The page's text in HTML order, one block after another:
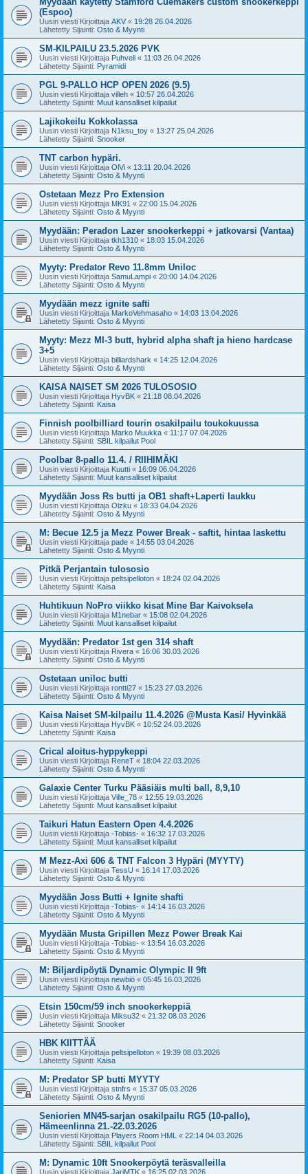
(Espoo)
Uusin viesti Kirjoittaja AKV « 19:28 26.04.2026
Lähetetty Sijainti: Osto & Myynti
SM-KILPAILU 23.5.2026 PVK
Uusin viesti Kirjoittaja Puhveli « 11:03 26.04.2026
Lähetetty Sijainti: Pyramidi
PGL 9-PALLO HCP OPEN 2026 (9.5)
Uusin viesti Kirjoittaja villeh « 10:57 26.04.2026
Lähetetty Sijainti: Muut kansalliset kilpailut
Lajikokeilu Kokkolassa
Uusin viesti Kirjoittaja N1ksu_toy « 13:27 25.04.2026
Lähetetty Sijainti: Snooker
TNT carbon hypäri.
Uusin viesti Kirjoittaja OlVi « 13:11 20.04.2026
Lähetetty Sijainti: Osto & Myynti
Ostetaan Mezz Pro Extension
Uusin viesti Kirjoittaja MK91 « 22:00 15.04.2026
Lähetetty Sijainti: Osto & Myynti
Myydään: Peradon Lazer snookerkeppi + jatkovarsi (Vantaa)
Uusin viesti Kirjoittaja tkh1310 « 18:03 15.04.2026
Lähetetty Sijainti: Osto & Myynti
Myyty: Predator Revo 11.8mm Uniloc
Uusin viesti Kirjoittaja SamuLampi « 20:00 14.04.2026
Lähetetty Sijainti: Osto & Myynti
Myydään mezz ignite safti
Uusin viesti Kirjoittaja MarkoVehmasaho « 14:03 13.04.2026
Lähetetty Sijainti: Osto & Myynti
Myyty: Mezz MI-3 butt, hybrid alpha shaft ja hieno hardcase
3+5
Uusin viesti Kirjoittaja billiardshark « 14:25 12.04.2026
Lähetetty Sijainti: Osto & Myynti
KAISA NAISET SM 2026 TULOSOSIO
Uusin viesti Kirjoittaja HyvBK « 21:18 08.04.2026
Lähetetty Sijainti: Kaisa
Finnish poolbilliard tourin osakilpailu toukokuussa
Uusin viesti Kirjoittaja Marko Muukka « 11:17 07.04.2026
Lähetetty Sijainti: SBIL kilpailut Pool
Poolbar 8-pallo 11.4. / RIIHIMÄKI
Uusin viesti Kirjoittaja Kuutti « 16:09 06.04.2026
Lähetetty Sijainti: Muut kansalliset kilpailut
Myydään Joss Rs butti ja OB1 shaft+Laperti laukku
Uusin viesti Kirjoittaja Olzku « 18:33 04.04.2026
Lähetetty Sijainti: Osto & Myynti
M: Becue 12.5 ja Mezz Power Break - saftit, hintaa laskettu
Uusin viesti Kirjoittaja pade « 14:55 03.04.2026
Lähetetty Sijainti: Osto & Myynti
Pitkä Perjantain tulososio
Uusin viesti Kirjoittaja peltsipelloton « 18:24 02.04.2026
Lähetetty Sijainti: Kaisa
Huhtikuun NoPro viikko kisat Mine Bar Kaivoksela
Uusin viesti Kirjoittaja M1nebar « 15:08 02.04.2026
Lähetetty Sijainti: Muut kansalliset kilpailut
Myydään: Predator 1st gen 314 shaft
Uusin viesti Kirjoittaja Rivera « 16:06 30.03.2026
Lähetetty Sijainti: Osto & Myynti
Ostetaan uniloc butti
Uusin viesti Kirjoittaja rontti27 « 15:23 27.03.2026
Lähetetty Sijainti: Osto & Myynti
Kaisa Naiset SM-kilpailu 11.4.2026 @Musta Kasi/ Hyvinkää
Uusin viesti Kirjoittaja HyvBK « 10:52 24.03.2026
Lähetetty Sijainti: Kaisa
Crical aloitus-hyppykeppi
Uusin viesti Kirjoittaja ReneT « 18:04 22.03.2026
Lähetetty Sijainti: Osto & Myynti
Galaxie Center Turku Pääsiäis multi ball, 8,9,10
Uusin viesti Kirjoittaja Ville_78 « 12:55 19.03.2026
Lähetetty Sijainti: Muut kansalliset kilpailut
Taikuri Hatun Eastern Open 4.4.2026
Uusin viesti Kirjoittaja -Tobias- « 16:32 17.03.2026
Lähetetty Sijainti: Muut kansalliset kilpailut
M Mezz-Axi 606 & TNT Falcon 3 Hypäri (MYYTY)
Uusin viesti Kirjoittaja TessU « 16:14 17.03.2026
Lähetetty Sijainti: Osto & Myynti
Myydään Joss Butti + Ignite shafti
Uusin viesti Kirjoittaja -Tobias- « 14:14 16.03.2026
Lähetetty Sijainti: Osto & Myynti
Myydään Musta Gripillen Mezz Power Break Kai
Uusin viesti Kirjoittaja -Tobias- « 13:54 16.03.2026
Lähetetty Sijainti: Osto & Myynti
M: Biljardipöytä Dynamic Olympic II 9ft
Uusin viesti Kirjoittaja newbiö « 05:45 16.03.2026
Lähetetty Sijainti: Osto & Myynti
Etsin 150cm/59 inch snookerkeppiä
Uusin viesti Kirjoittaja Miksu32 « 21:32 08.03.2026
Lähetetty Sijainti: Snooker
HBK KIITTÄÄ
Uusin viesti Kirjoittaja peltsipelloton « 19:39 08.03.2026
Lähetetty Sijainti: Kaisa
M: Predator SP butti MYYTY
Uusin viesti Kirjoittaja stnfrs « 15:37 05.03.2026
Lähetetty Sijainti: Osto & Myynti
Seniorien MN45-sarjan osakilpailu RG5 (10-pallo),
Hämeenlinna 21.-22.03.2026
Uusin viesti Kirjoittaja Players Room HML « 22:14 04.03.2026
Lähetetty Sijainti: SBIL kilpailut Pool
M: Dynamic 10ft Snookerpöytä teräsvalleilla
Uusin viesti Kirjoittaja JariMTK « 16:25 02.03.2026